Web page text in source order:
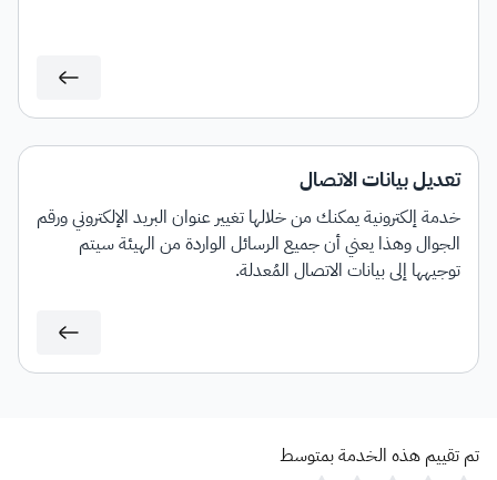
تعديل بيانات الاتصال
خدمة إلكترونية يمكنك من خلالها تغيير عنوان البريد الإلكتروني ورقم
الجوال وهذا يعني أن جميع الرسائل الواردة من الهيئة سيتم
توجيهها إلى بيانات الاتصال المُعدلة.
تم تقييم هذه الخدمة بمتوسط